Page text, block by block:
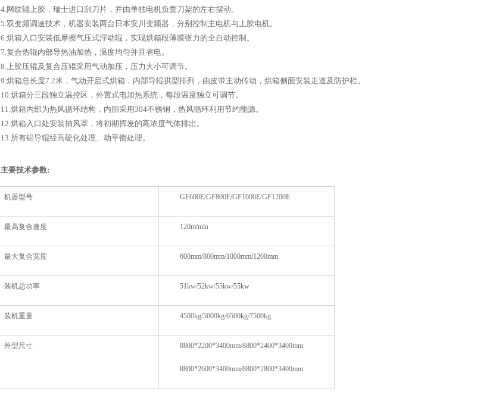
4.网纹辊上胶，瑞士进口刮刀片，并由单独电机负责刀架的左右摆动。
5.双变频调速技术，机器安装两台日本安川变频器，分别控制主电机与上胶电机。
6.烘箱入口安装低摩擦气压式浮动辊，实现烘箱段薄膜张力的全自动控制。
7.复合热辊内部导热油加热，温度均匀并且省电。
8.上胶压辊及复合压辊采用气动加压，压力大小可调节。
9.烘箱总长度7.2米，气动开启式烘箱，内部导辊拱型排列，由皮带主动传动，烘箱侧面安装走道及防护栏。
10.烘箱分三段独立温控区，外置式电加热系统，每段温度独立可调节。
11.烘箱内部为热风循环结构，内胆采用304不锈钢，热风循环利用节约能源。
12.烘箱入口处安装抽风罩，将初期挥发的高浓度气体排出。
13.所有铝导辊经高硬化处理、动平衡处理。
主要技术参数:
机器型号 GF600E/GF800E/GF1000E/GF1200E
最高复合速度 120m/min
最大复合宽度 600mm/800mm/1000mm/1200mm
装机总功率 51kw/52kw/55kw/55kw
装机重量 4500kg/5000kg/6500kg/7500kg
外型尺寸 8800*2200*3400mm/8800*2400*3400mm
8800*2600*3400mm/8800*2800*3400mm